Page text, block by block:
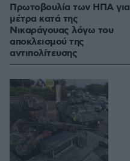
Πρωτοβουλία των ΗΠΑ για
μέτρα κατά της
Νικαράγουας λόγω του
αποκλεισμού της
αντιπολίτευσης